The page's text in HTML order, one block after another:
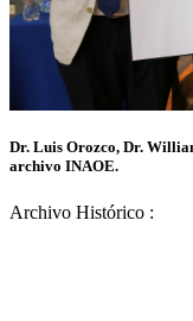
Dr. Luis Orozco, Dr.
archivo INAOE.
Archivo Histórico :